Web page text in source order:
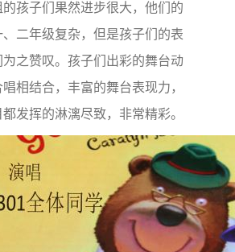
的孩子们果然进步很大，他们的
二年级复杂，但是孩子们的表
之赞叹。孩子们出彩的舞台动
相结合，丰富的舞台表现力，
发挥的淋漓尽致，非常精彩。